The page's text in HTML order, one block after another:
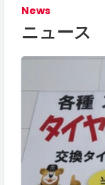
News
ニュース